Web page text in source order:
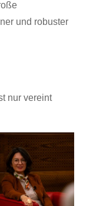
und robuster
nur vereint